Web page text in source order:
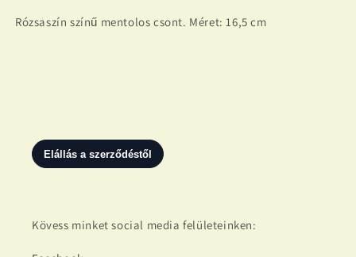
Rózsaszín színű mentolos csont. Méret: 16,5 cm
Kövess minket social media felületeinken: